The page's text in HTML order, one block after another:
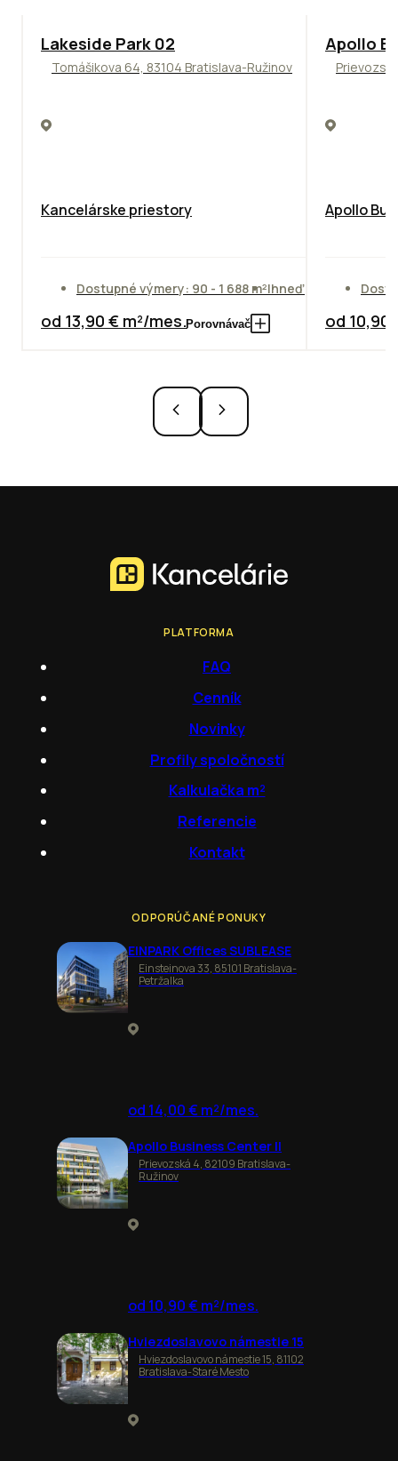
ODPORÚČAME
Lakeside Park 02
Tomášikova 64, 83104 Bratislava-Ružinov
Kancelárske priestory
Dostupné výmery: 90 - 1 688 m²Ihneď
od 13,90 € m²/mes.Porovnávač
TOP
Apollo
Apollo
od 10,90
PLATFORMA
FAQ
Cenník
Novinky
Profily spoločností
Kalkulačka m²
Referencie
Kontakt
ODPORÚČANÉ PONUKY
EINPARK Offices SUBLEASE
Einsteinova 33, 85101 Bratislava-
Petržalka
od 14,00 € m²/mes.
Apollo Business Center II
Prievozská 4, 82109 Bratislava-
Ružinov
od 10,90 € m²/mes.
Hviezdoslavovo námestie 15
Hviezdoslavovo námestie 15, 81102
Bratislava-Staré Mesto